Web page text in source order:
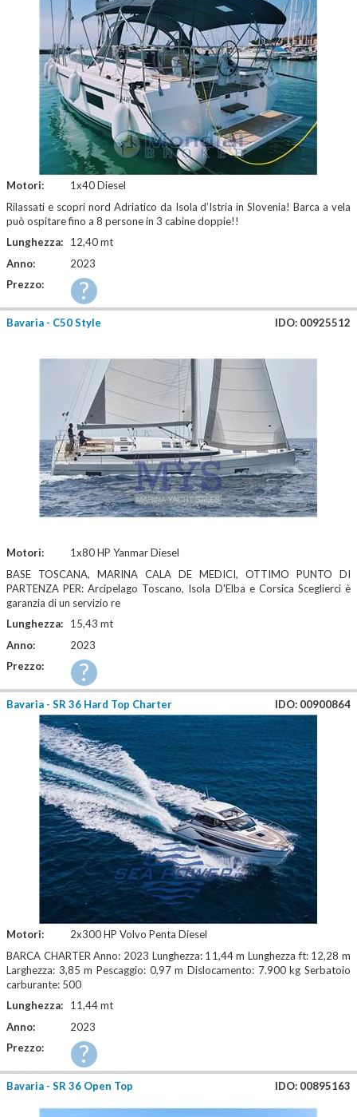
Motori:
1x40 Diesel
Rilassati e scopri nord Adriatico da Isola d’Istria in Slovenia! Barca a vela
può ospitare fino a 8 persone in 3 cabine doppie!!
Lunghezza:
12,40 mt
Anno:
2023
Prezzo:
?
Bavaria - C50 Style IDO: 00925512
Motori:
1x80 HP Yanmar Diesel
BASE TOSCANA, MARINA CALA DE MEDICI, OTTIMO PUNTO DI
PARTENZA PER: Arcipelago Toscano, Isola D'Elba e Corsica Sceglierci è
garanzia di un servizio re
Lunghezza:
15,43 mt
Anno:
2023
Prezzo:
?
Bavaria - SR 36 Hard Top Charter IDO: 00900864
Motori:
2x300 HP Volvo Penta Diesel
BARCA CHARTER Anno: 2023 Lunghezza: 11,44 m Lunghezza ft: 12,28 m
Larghezza: 3,85 m Pescaggio: 0,97 m Dislocamento: 7.900 kg Serbatoio
carburante: 500
Lunghezza:
11,44 mt
Anno:
2023
Prezzo:
?
Bavaria - SR 36 Open Top IDO: 00895163